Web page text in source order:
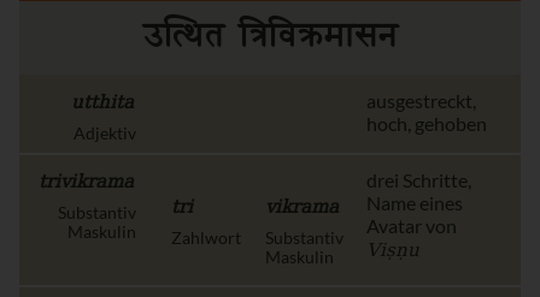
उत्थित त्रिविक्रमासन
utthita
Adjektiv
ausgestreckt,
hoch, gehoben
trivikrama
Substantiv
Maskulin
tri
Zahlwort
vikrama
Substantiv
Maskulin
drei Schritte,
Name eines
Avatar von
Viṣṇu